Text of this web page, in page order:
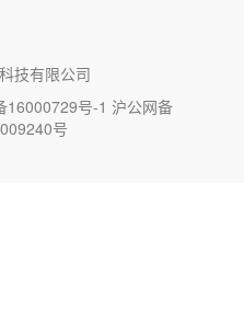
技有限公司
16000729号-1 沪公网备
号